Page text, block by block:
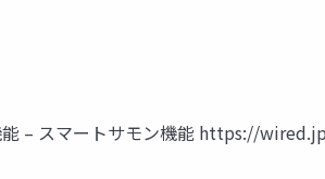
能 – スマートサモン機能 https://